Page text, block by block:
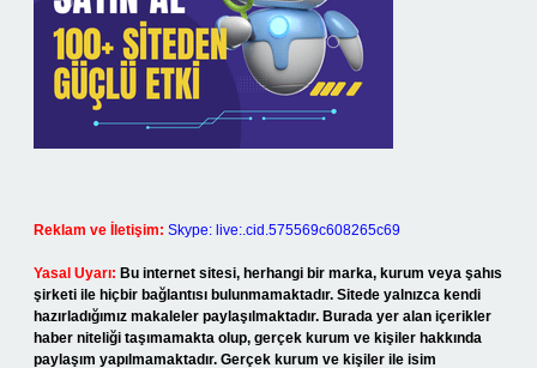
Reklam ve İletişim: Skype: live:.cid.575569c608265c69
Yasal Uyarı: Bu internet sitesi, herhangi bir marka, kurum veya şahıs
şirketi ile hiçbir bağlantısı bulunmamaktadır. Sitede yalnızca kendi
hazırladığımız makaleler paylaşılmaktadır. Burada yer alan içerikler
haber niteliği taşımamakta olup, gerçek kurum ve kişiler hakkında
paylaşım yapılmamaktadır. Gerçek kurum ve kişiler ile isim